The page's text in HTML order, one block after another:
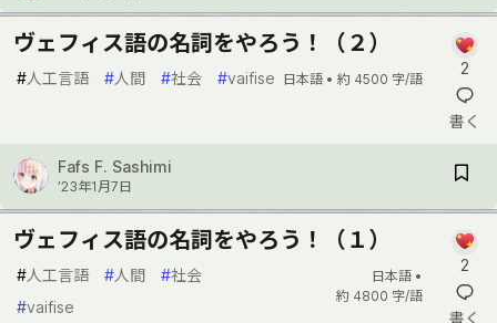
ヴェフィス語の名詞をやろう！（２）
#人工言語 #人間 #社会 #vaifise 日本語 • 約 4500 字/語
2
書く
Fafs F. Sashimi
’23年1月7日
ヴェフィス語の名詞をやろう！（１）
#人工言語 #人間 #社会
#vaifise
日本語 •
約 4800 字/語
2
書く